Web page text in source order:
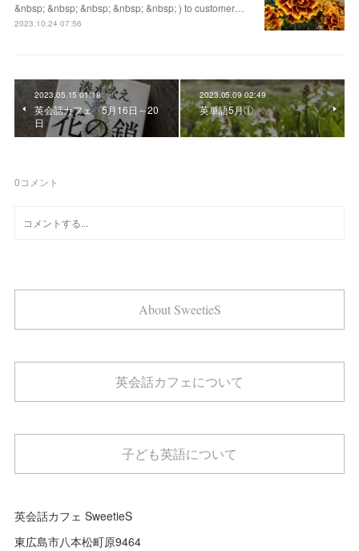
&nbsp; &nbsp; &nbsp; &nbsp; &nbsp; ) to customer…
2023.10.24 07:56
2023.05.15 01:18
英会話カフェ 5月16日～20
日
2023.05.09 02:49
英単語5月①
0コメント
About SweetieS
英会話カフェについて
子ども英語について
英会話カフェ SweetieS
東広島市八本松町原9464